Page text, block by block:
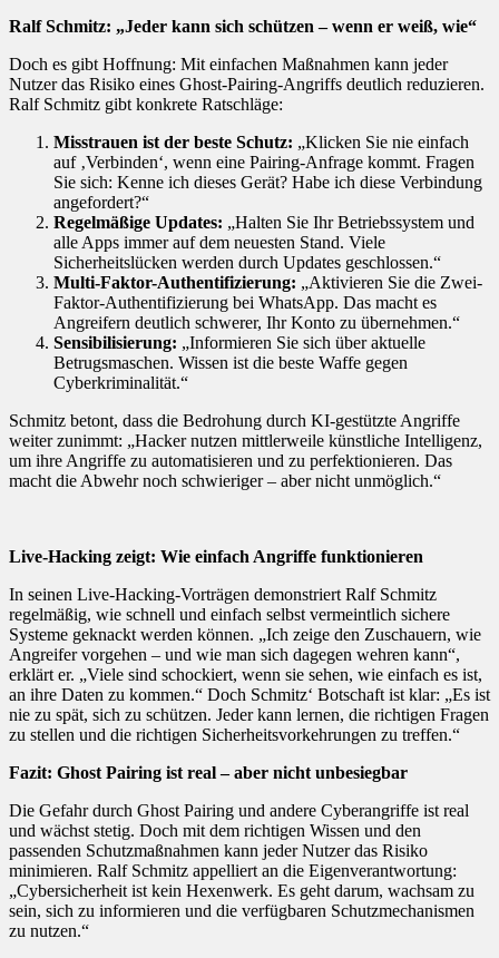
Ralf Schmitz: „Jeder kann sich schützen – wenn er weiß, wie“
Doch es gibt Hoffnung: Mit einfachen Maßnahmen kann jeder
Nutzer das Risiko eines Ghost-Pairing-Angriffs deutlich reduzieren.
Ralf Schmitz gibt konkrete Ratschläge:
Misstrauen ist der beste Schutz: „Klicken Sie nie einfach
auf ‚Verbinden‘, wenn eine Pairing-Anfrage kommt. Fragen
Sie sich: Kenne ich dieses Gerät? Habe ich diese Verbindung
angefordert?“
Regelmäßige Updates: „Halten Sie Ihr Betriebssystem und
alle Apps immer auf dem neuesten Stand. Viele
Sicherheitslücken werden durch Updates geschlossen.“
Multi-Faktor-Authentifizierung: „Aktivieren Sie die Zwei-
Faktor-Authentifizierung bei WhatsApp. Das macht es
Angreifern deutlich schwerer, Ihr Konto zu übernehmen.“
Sensibilisierung: „Informieren Sie sich über aktuelle
Betrugsmaschen. Wissen ist die beste Waffe gegen
Cyberkriminalität.“
Schmitz betont, dass die Bedrohung durch KI-gestützte Angriffe
weiter zunimmt: „Hacker nutzen mittlerweile künstliche Intelligenz,
um ihre Angriffe zu automatisieren und zu perfektionieren. Das
macht die Abwehr noch schwieriger – aber nicht unmöglich.“
Live-Hacking zeigt: Wie einfach Angriffe funktionieren
In seinen Live-Hacking-Vorträgen demonstriert Ralf Schmitz
regelmäßig, wie schnell und einfach selbst vermeintlich sichere
Systeme geknackt werden können. „Ich zeige den Zuschauern, wie
Angreifer vorgehen – und wie man sich dagegen wehren kann“,
erklärt er. „Viele sind schockiert, wenn sie sehen, wie einfach es ist,
an ihre Daten zu kommen.“ Doch Schmitz‘ Botschaft ist klar: „Es ist
nie zu spät, sich zu schützen. Jeder kann lernen, die richtigen Fragen
zu stellen und die richtigen Sicherheitsvorkehrungen zu treffen.“
Fazit: Ghost Pairing ist real – aber nicht unbesiegbar
Die Gefahr durch Ghost Pairing und andere Cyberangriffe ist real
und wächst stetig. Doch mit dem richtigen Wissen und den
passenden Schutzmaßnahmen kann jeder Nutzer das Risiko
minimieren. Ralf Schmitz appelliert an die Eigenverantwortung:
„Cybersicherheit ist kein Hexenwerk. Es geht darum, wachsam zu
sein, sich zu informieren und die verfügbaren Schutzmechanismen
zu nutzen.“